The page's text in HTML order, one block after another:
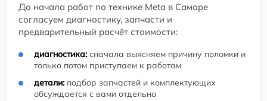
До начала работ по технике Meta в Самаре
согласуем диагностику, запчасти и
предварительный расчёт стоимости:
диагностика: сначала выясняем причину поломки и
только потом приступаем к работам
детали: подбор запчастей и комплектующих
обсуждается с вами отдельно